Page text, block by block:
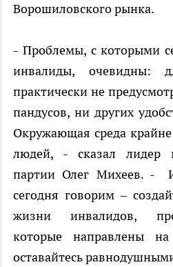
Ворошиловского рынка.
- Проблемы, с которыми
инвалиды, очевидны:
практически не
пандусов, ни других
Окружающая среда крайне
людей, - сказал лидер
партии Олег Михеев. -
сегодня говорим –
жизни инвалидов,
которые направлены
оставайтесь